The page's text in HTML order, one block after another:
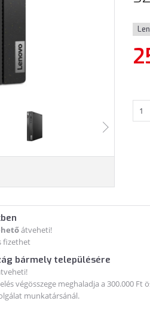
átveheti!
fizethet
bármely településére
végösszege meghaladja a 300.000
munkatársánál.